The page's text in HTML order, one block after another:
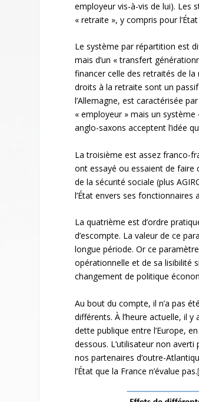
employeur vis-à-vis de lui). Les
« retraite », y compris pour
Le système par répartition est
mais d’un « transfert
financer celle des retraités de
droits à la retraite sont un
l’Allemagne, est caractérisée
« employeur » mais un
anglo-saxons acceptent l’idée
La troisième est assez franco-
ont essayé ou essaient de faire
de la sécurité sociale (plus
l’État envers ses fonctionnaires
La quatrième est d’ordre
d’escompte. La valeur de ce
longue période. Or ce
opérationnelle et de sa lisibilité
changement de politique
Au bout du compte, il n’a pas
différents. À l’heure actuelle, il
dette publique entre l’Europe,
dessous. L’utilisateur non
nos partenaires d’outre-
l’État que la France n’évalue pas.